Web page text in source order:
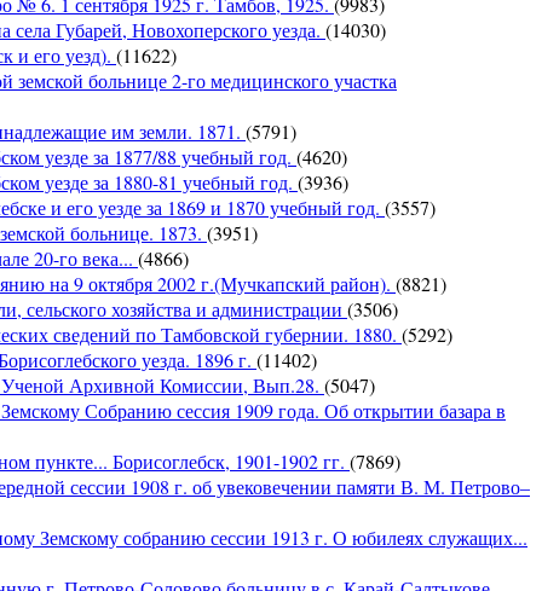
Губарей, Новохоперского уезда. (14030)
и его уезд). (11622)
больнице 2-го медицинского участка
им земли. 1871. (5791)
уезде за 1877/88 учебный год. (4620)
уезде за 1880-81 учебный год. (3936)
и его уезде за 1869 и 1870 учебный год. (3557)
больнице. 1873. (3951)
20-го века... (4866)
на 9 октября 2002 г.(Мучкапский район). (8821)
сельского хозяйства и администрации (3506)
сведений по Тамбовской губернии. 1880. (5292)
уезда. 1896 г. (11402)
Ученой Архивной Комиссии, Вып.28. (5047)
Собранию сессия 1909 года. Об открытии базара в
пункте... Борисоглебск, 1901-1902 гг. (7869)
сессии 1908 г. об увековечении памяти В. М. Петрово–
Земскому собранию сессии 1913 г. О юбилеях служащих...